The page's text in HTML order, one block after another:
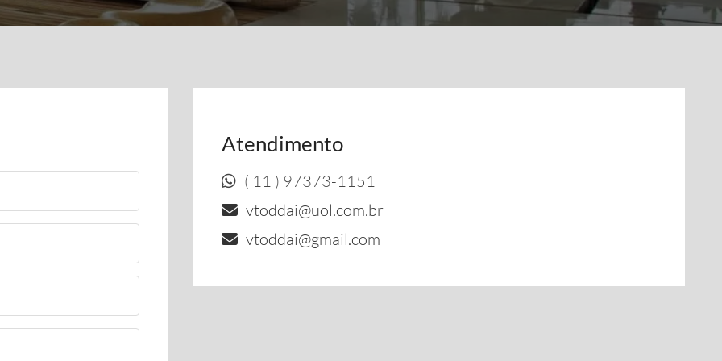
Atendimento
( 11 ) 97373-1151
vtoddai@uol.com.br
vtoddai@gmail.com